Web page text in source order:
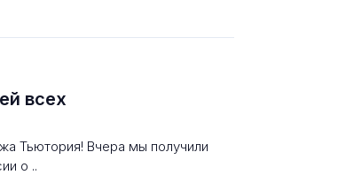
всех
Тьютория! Вчера мы получили
о ..